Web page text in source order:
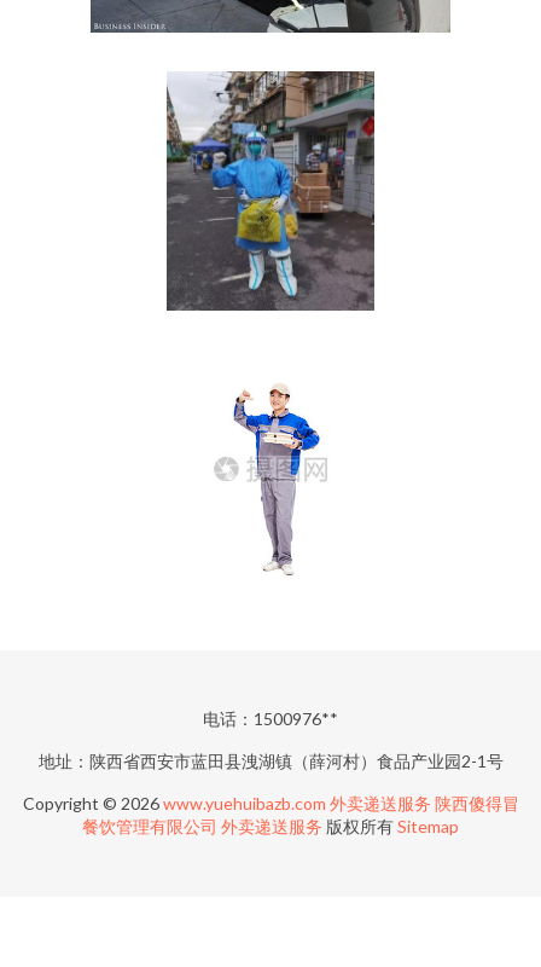
电话：1500976**
地址：陕西省西安市蓝田县洩湖镇（薛河村）食品产业园2-1号
Copyright © 2026www.yuehuibazb.com 外卖递送服务 陕西傻得冒
餐饮管理有限公司 外卖递送服务 版权所有Sitemap